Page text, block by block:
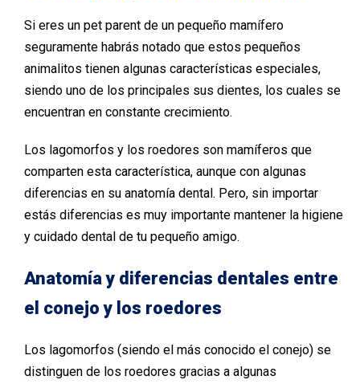
Si eres un pet parent de un pequeño mamífero
seguramente habrás notado que estos pequeños
animalitos tienen algunas características especiales,
siendo uno de los principales sus dientes, los cuales se
encuentran en constante crecimiento.
Los lagomorfos y los roedores son mamíferos que
comparten esta característica, aunque con algunas
diferencias en su anatomía dental. Pero, sin importar
estás diferencias es muy importante mantener la higiene
y cuidado dental de tu pequeño amigo.
Anatomía y diferencias dentales entre
el conejo y los roedores
Los lagomorfos (siendo el más conocido el conejo) se
distinguen de los roedores gracias a algunas